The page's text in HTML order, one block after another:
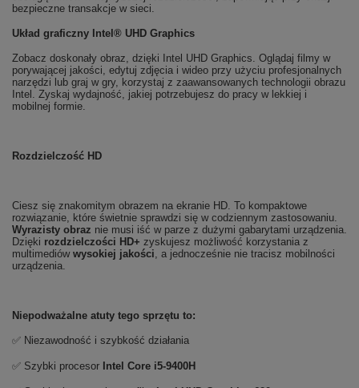
bezpieczne transakcje w sieci.
Układ graficzny Intel® UHD Graphics
Zobacz doskonały obraz, dzięki Intel UHD Graphics. Oglądaj filmy w
porywającej jakości, edytuj zdjęcia i wideo przy użyciu profesjonalnych
narzędzi lub graj w gry, korzystaj z zaawansowanych technologii obrazu
Intel. Zyskaj wydajność, jakiej potrzebujesz do pracy w lekkiej i
mobilnej formie.
Rozdzielczość HD
Ciesz się znakomitym obrazem na ekranie HD. To kompaktowe
rozwiązanie, które świetnie sprawdzi się w codziennym zastosowaniu.
Wyrazisty obraz nie musi iść w parze z dużymi gabarytami urządzenia.
Dzięki rozdzielczości HD+ zyskujesz możliwość korzystania z
multimediów wysokiej jakości, a jednocześnie nie tracisz mobilności
urządzenia.
Niepodważalne atuty tego sprzętu to:
✅ Niezawodność i szybkość działania
✅ Szybki procesor Intel Core i5-9400H